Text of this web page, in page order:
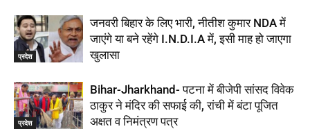
प्रदेश
जनवरी बिहार के लिए भारी, नीतीश कुमार NDA में
जाएंगे या बने रहेंगे I.N.D.I.A में, इसी माह हो जाएगा
खुलासा
प्रदेश
Bihar-Jharkhand- पटना में बीजेपी सांसद विवेक
ठाकुर ने मंदिर की सफाई की, रांची में बंटा पूजित
अक्षत व निमंत्रण पत्र